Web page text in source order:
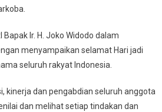
Ir. H. Joko Widodo dalam
menyampaikan selamat Hari jadi
seluruh rakyat Indonesia.
kinerja dan pengabdian seluruh anggota
dan melihat setiap tindakan dan